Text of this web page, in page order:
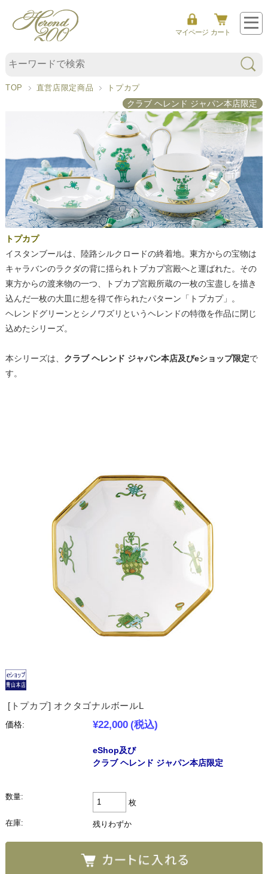
マイページ カート
TOP 直営店限定商品 トプカプ
クラブ ヘレンド ジャパン本店限定
ト
トプカプ
イスタンブールは、陸路シルクロードの終着地。東方からの宝物は
キャラバンのラクダの背に揺られトプカプ宮殿へと運ばれた。その
東方からの渡来物の一つ、トプカプ宮殿所蔵の一枚の宝盡しを描き
込んだ一枚の大皿に想を得て作られたパターン「トプカプ」。
ヘレンドグリーンとシノワズリというヘレンドの特徴を作品に閉じ
込めたシリーズ。
本シリーズは、 クラブ ヘレンド ジャパン本店及びeショップ限定で
す。
[トプカプ] オクタゴナルボールL
価格:
¥22,000 (税込)
eShop及び
クラブ ヘレンド ジャパン本店限定
数量:
枚
在庫: 残りわずか